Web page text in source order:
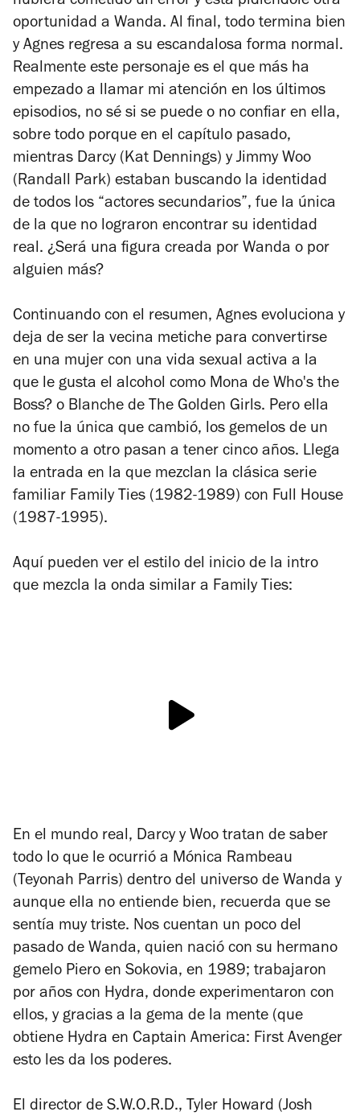
oportunidad a Wanda. Al final, todo termina bien
y Agnes regresa a su escandalosa forma normal.
Realmente este personaje es el que más ha
empezado a llamar mi atención en los últimos
episodios, no sé si se puede o no confiar en ella,
sobre todo porque en el capítulo pasado,
mientras Darcy (Kat Dennings) y Jimmy Woo
(Randall Park) estaban buscando la identidad
de todos los “actores secundarios”, fue la única
de la que no lograron encontrar su identidad
real. ¿Será una figura creada por Wanda o por
alguien más?
Continuando con el resumen, Agnes evoluciona y
deja de ser la vecina metiche para convertirse
en una mujer con una vida sexual activa a la
que le gusta el alcohol como Mona de Who's the
Boss? o Blanche de The Golden Girls. Pero ella
no fue la única que cambió, los gemelos de un
momento a otro pasan a tener cinco años. Llega
la entrada en la que mezclan la clásica serie
familiar Family Ties (1982-1989) con Full House
(1987-1995).
Aquí pueden ver el estilo del inicio de la intro
que mezcla la onda similar a Family Ties:
En el mundo real, Darcy y Woo tratan de saber
todo lo que le ocurrió a Mónica Rambeau
(Teyonah Parris) dentro del universo de Wanda y
aunque ella no entiende bien, recuerda que se
sentía muy triste. Nos cuentan un poco del
pasado de Wanda, quien nació con su hermano
gemelo Piero en Sokovia, en 1989; trabajaron
por años con Hydra, donde experimentaron con
ellos, y gracias a la gema de la mente (que
obtiene Hydra en Captain America: First Avenger
esto les da los poderes.
El director de S.W.O.R.D., Tyler Howard (Josh